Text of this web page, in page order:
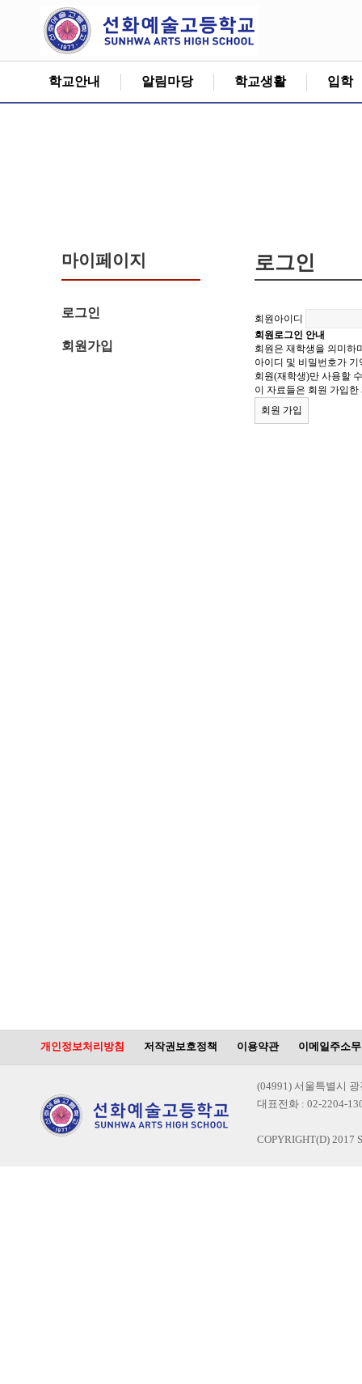
학교안내 알림마당 학교생활 입학
마이페이지
로그인
회원가입
로그인
회원아이디
회원로그인 안내
회원은 재학생을 의미하
아이디 및 비밀번호가
회원(재학생)만 사용할
이 자료들은 회원 가입
회원 가입
개인정보처리방침 저작권보호정책 이용약관 이메일주소
(04991) 서울특별시
대표전화 : 02-2204-
COPYRIGHT(D) 2017